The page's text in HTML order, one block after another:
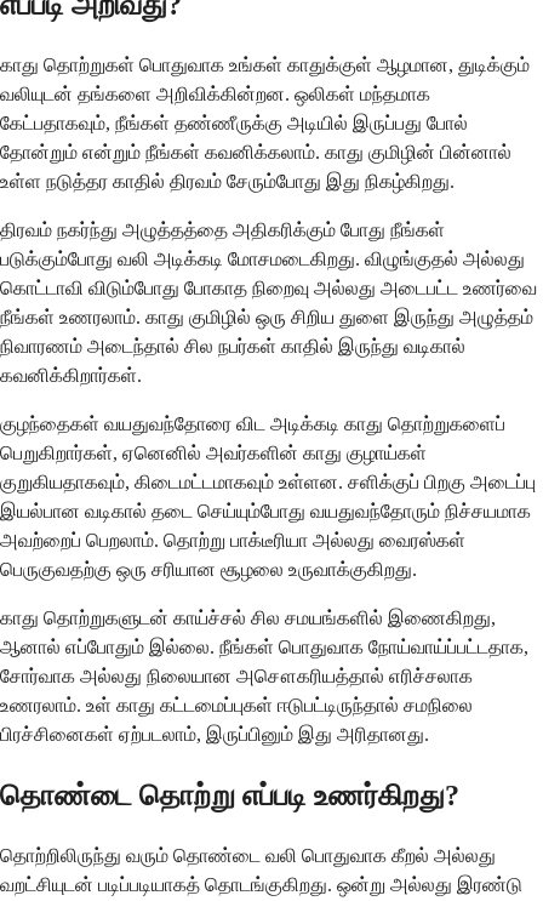
காது தொற்றுகள் பொதுவாக உங்கள் காதுக்குள் ஆழமான, துடிக்கும்
வலியுடன் தங்களை அறிவிக்கின்றன. ஒலிகள் மந்தமாக
கேட்பதாகவும், நீங்கள் தண்ணீருக்கு அடியில் இருப்பது போல்
தோன்றும் என்றும் நீங்கள் கவனிக்கலாம். காது குமிழின் பின்னால்
உள்ள நடுத்தர காதில் திரவம் சேரும்போது இது நிகழ்கிறது.
திரவம் நகர்ந்து அழுத்தத்தை அதிகரிக்கும் போது நீங்கள்
படுக்கும்போது வலி அடிக்கடி மோசமடைகிறது. விழுங்குதல் அல்லது
கொட்டாவி விடும்போது போகாத நிறைவு அல்லது அடைபட்ட உணர்வை
நீங்கள் உணரலாம். காது குமிழில் ஒரு சிறிய துளை இருந்து அழுத்தம்
நிவாரணம் அடைந்தால் சில நபர்கள் காதில் இருந்து வடிகால்
கவனிக்கிறார்கள்.
குழந்தைகள் வயதுவந்தோரை விட அடிக்கடி காது தொற்றுகளைப்
பெறுகிறார்கள், ஏனெனில் அவர்களின் காது குழாய்கள்
குறுகியதாகவும், கிடைமட்டமாகவும் உள்ளன. சளிக்குப் பிறகு அடைப்பு
இயல்பான வடிகால் தடை செய்யும்போது வயதுவந்தோரும் நிச்சயமாக
அவற்றைப் பெறலாம். தொற்று பாக்டீரியா அல்லது வைரஸ்கள்
பெருகுவதற்கு ஒரு சரியான சூழலை உருவாக்குகிறது.
காது தொற்றுகளுடன் காய்ச்சல் சில சமயங்களில் இணைகிறது,
ஆனால் எப்போதும் இல்லை. நீங்கள் பொதுவாக நோய்வாய்ப்பட்டதாக,
சோர்வாக அல்லது நிலையான அசௌகரியத்தால் எரிச்சலாக
உணரலாம். உள் காது கட்டமைப்புகள் ஈடுபட்டிருந்தால் சமநிலை
பிரச்சினைகள் ஏற்படலாம், இருப்பினும் இது அரிதானது.
தொண்டை தொற்று எப்படி உணர்கிறது?
தொற்றிலிருந்து வரும் தொண்டை வலி பொதுவாக கீறல் அல்லது
வறட்சியுடன் படிப்படியாகத் தொடங்குகிறது. ஒன்று அல்லது இரண்டு